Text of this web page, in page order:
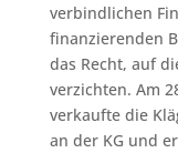
verbindlichen
finanzierenden
das Recht, auf
verzichten. Am
verkaufte die
an der KG und